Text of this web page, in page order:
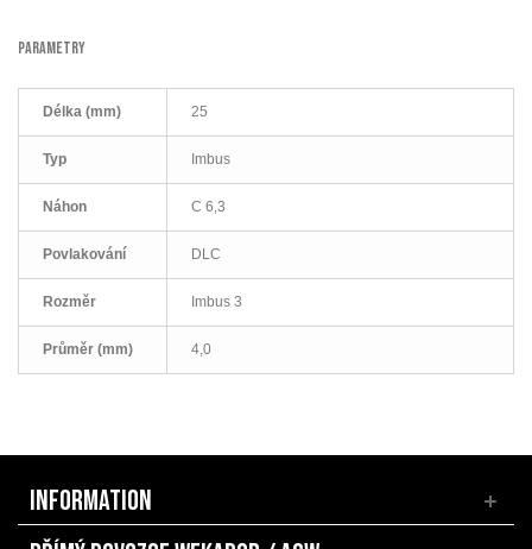
PARAMETRY
Délka (mm) 25
Typ Imbus
Náhon C 6,3
Povlakování DLC
Rozměr Imbus 3
Průměr (mm) 4,0
INFORMATION